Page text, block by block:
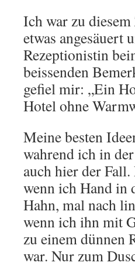
Ich war zu
etwas angesäuert
Rezeptionistin
beissenden
gefiel mir: „Ein
Hotel ohne
Meine besten
wahrend ich in
auch hier der
wenn ich Hand in
Hahn, mal nach
wenn ich ihn mit
zu einem dünnen
war. Nur zum